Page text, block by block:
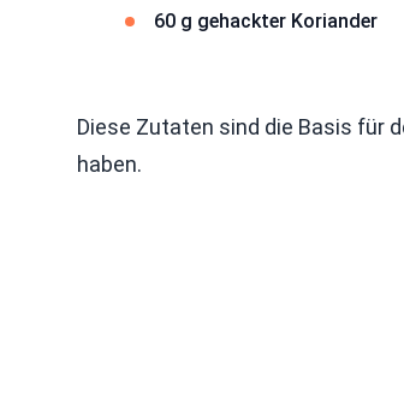
60 g gehackter Koriander
Diese Zutaten sind die Basis für
haben.